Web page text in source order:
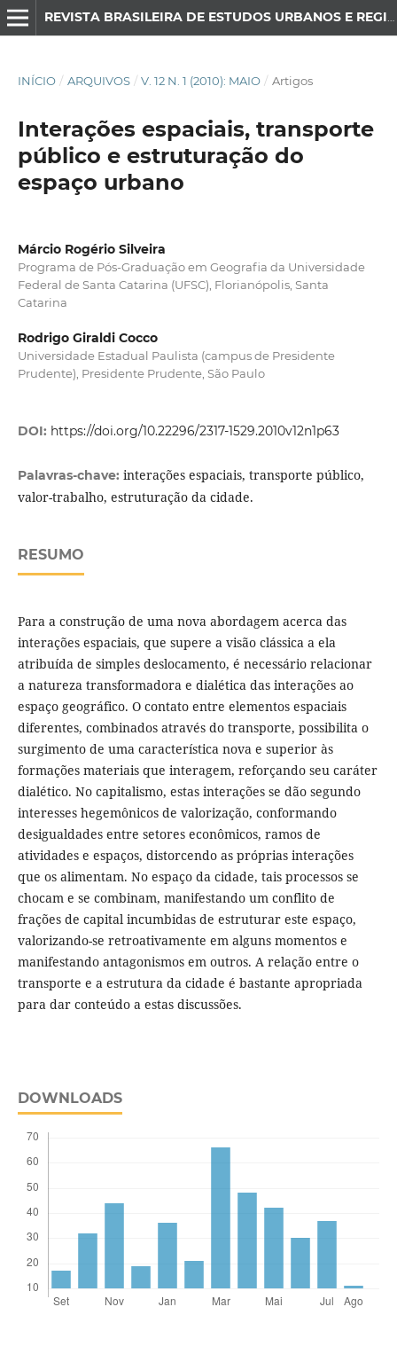
INÍCIO / ARQUIVOS / V. 12 N. 1 (2010): MAIO / Artigos
Interações espaciais, transporte
público e estruturação do
espaço urbano
Márcio Rogério Silveira
Programa de Pós-Graduação em Geografia da Universidade
Federal de Santa Catarina (UFSC), Florianópolis, Santa
Catarina
Rodrigo Giraldi Cocco
Universidade Estadual Paulista (campus de Presidente
Prudente), Presidente Prudente, São Paulo
DOI: https://doi.org/10.22296/2317-1529.2010v12n1p63
Palavras-chave: interações espaciais, transporte público,
valor-trabalho, estruturação da cidade.
RESUMO
Para a construção de uma nova abordagem acerca das
interações espaciais, que supere a visão clássica a ela
atribuída de simples deslocamento, é necessário relacionar
a natureza transformadora e dialética das interações ao
espaço geográfico. O contato entre elementos espaciais
diferentes, combinados através do transporte, possibilita o
surgimento de uma característica nova e superior às
formações materiais que interagem, reforçando seu caráter
dialético. No capitalismo, estas interações se dão segundo
interesses hegemônicos de valorização, conformando
desigualdades entre setores econômicos, ramos de
atividades e espaços, distorcendo as próprias interações
que os alimentam. No espaço da cidade, tais processos se
chocam e se combinam, manifestando um conflito de
frações de capital incumbidas de estruturar este espaço,
valorizando-se retroativamente em alguns momentos e
manifestando antagonismos em outros. A relação entre o
transporte e a estrutura da cidade é bastante apropriada
para dar conteúdo a estas discussões.
DOWNLOADS